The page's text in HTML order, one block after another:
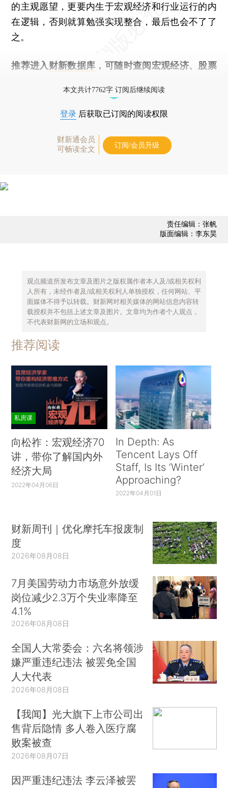
的主观愿望，更要内生于宏观经济和行业运行的内
在逻辑，否则就算勉强实现整合，最后也会不了了
之。
推荐进入 财新数据库 ，可随时查阅宏观经济、股票
本文共计7762字 订阅后继续阅读
登录 后获取已订阅的阅读权限
财新通会员
可畅读全文
订阅/会员升级
责任编辑：张帆
版面编辑：李东昊
观点频道所发布文章及图片之版权属作者本人及/或相关权利
人所有，未经作者及/或相关权利人单独授权，任何网站、平
面媒体不得予以转载。财新网对相关媒体的网站信息内容转
载授权并不包括上述文章及图片。文章均为作者个人观点，
不代表财新网的立场和观点。
推荐阅读
私房课
向松祚：宏观经济70
讲，带你了解国内外
经济大局
2022年04月06日
In Depth: As
Tencent Lays Off
Staff, Is Its ‘Winter’
Approaching?
2022年04月01日
财新周刊｜优化摩托车报废制
度
2026年08月08日
7月美国劳动力市场意外放缓
岗位减少2.3万个失业率降至
4.1%
2026年08月08日
全国人大常委会：六名将领涉
嫌严重违纪违法 被罢免全国
人大代表
2026年08月08日
【我闻】光大旗下上市公司出
售背后隐情 多人卷入医疗腐
败案被查
2026年08月07日
因严重违纪违法 李云泽被罢